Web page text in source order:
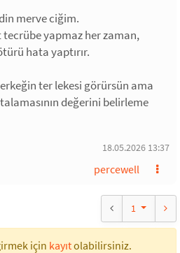
merve ciğim.
yapmaz her zaman,
hata yaptırır.
ter lekesi görürsün ama
değerini belirleme
18.05.2026 13:37
percewell
1
için kayıtolabilirsiniz.